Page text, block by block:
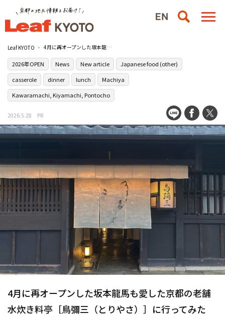
Leaf KYOTO 4月に再オープンした坂本龍馬も愛した京都の老舗水炊き料亭［鳥彌三（とりやさ）］に行ってみた
2026年OPEN News New article
Japanese food (other)
casserole
dinner lunch
Machiya
Kawaramachi, Kiyamachi, Pontocho
2026.5.28 PR
4月に再オープンした坂本龍馬も愛した京都の老舗
水炊き料亭［鳥彌三（とりやさ）］に行ってみた